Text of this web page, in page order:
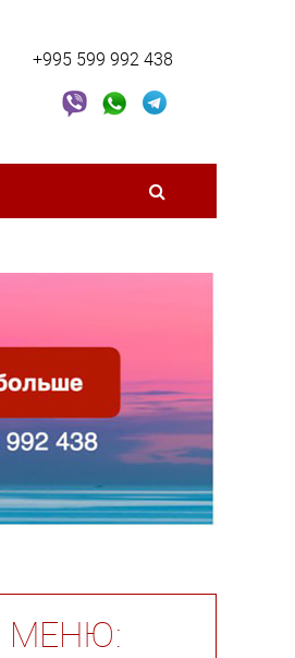
+995 599 992 438
МЕНЮ: